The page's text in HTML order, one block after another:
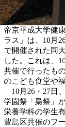
帝京平成大学健
ラス」は、10月
で開催された同
した。これは、
共催で行ったも
のこども食堂や
10月26・27日
学園祭「梟祭」
栄養学科の学生
豊島区共催のフ